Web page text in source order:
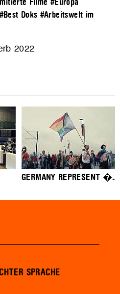
Filme #Europa
#Best Doks #Arbeitswelt im
2022
GERMANY REPRESENT �...
SPRACHE